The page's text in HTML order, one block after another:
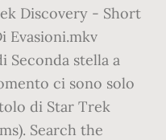
Discovery - Short
Evasioni.mkv
Seconda stella a
ci sono solo
di Star Trek
Search the